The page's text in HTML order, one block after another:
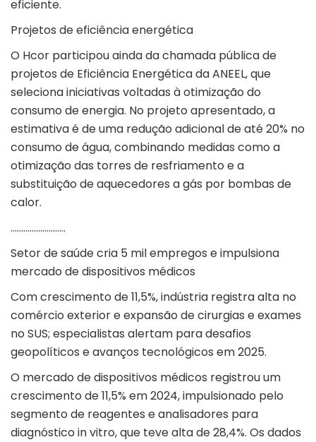
eficiente.
Projetos de eficiência energética
O Hcor participou ainda da chamada pública de
projetos de Eficiência Energética da ANEEL, que
seleciona iniciativas voltadas à otimização do
consumo de energia. No projeto apresentado, a
estimativa é de uma redução adicional de até 20% no
consumo de água, combinando medidas como a
otimização das torres de resfriamento e a
substituição de aquecedores a gás por bombas de
calor.
……………………..
Setor de saúde cria 5 mil empregos e impulsiona
mercado de dispositivos médicos
Com crescimento de 11,5%, indústria registra alta no
comércio exterior e expansão de cirurgias e exames
no SUS; especialistas alertam para desafios
geopolíticos e avanços tecnológicos em 2025.
O mercado de dispositivos médicos registrou um
crescimento de 11,5% em 2024, impulsionado pelo
segmento de reagentes e analisadores para
diagnóstico in vitro, que teve alta de 28,4%. Os dados